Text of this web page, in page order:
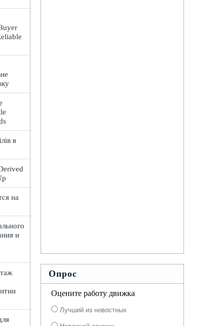
в
на
и
Опрос
Оцените работу движка
Лучший из новостных